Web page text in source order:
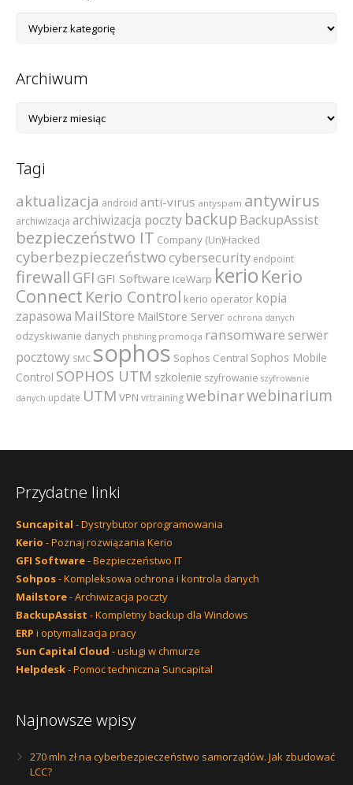
kategorii
Archiwum
Tagi
aktualizacja android anti-virus antyspam antywirus
archiwizacja archiwizacja poczty backup BackupAssist
bezpieczeństwo IT Company (Un)Hacked
cyberbezpieczeństwocybersecurity endpoint
firewall GFI GFI Software IceWarp kerio Kerio
Connect Kerio Control kerio operator kopia
zapasowa MailStore MailStore Server ochrona danych
odzyskiwanie danych phishing promocja ransomware serwer
pocztowy SMC sophos Sophos Central Sophos Mobile
Control SOPHOS UTM szkolenie szyfrowanie szyfrowanie
danych update UTM VPN vrtrainingwebinarwebinarium
Przydatne linki
Suncapital - Dystrybutor oprogramowania
Kerio - Poznaj rozwiązania Kerio
GFI Software- Bezpieczeństwo IT
Sohpos- Kompleksowa ochrona i kontrola danych
Mailstore- Archiwizacja poczty
BackupAssist - Kompletny backup dla Windows
ERP i optymalizacja pracy
Sun Capital Cloud - usługi w chmurze
Helpdesk- Pomoc techniczna Suncapital
Najnowsze wpisy
270 mln zł na cyberbezpieczeństwo samorządów. Jak zbudować
LCC?